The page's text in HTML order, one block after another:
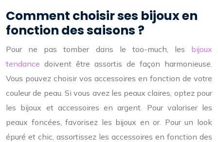
Comment choisir ses bijoux en
fonction des saisons ?
Pour ne pas tomber dans le too-much, les bijoux
tendance doivent être assortis de façon harmonieuse.
Vous pouvez choisir vos accessoires en fonction de votre
couleur de peau. Si vous avez les peaux claires, optez pour
les bijoux et accessoires en argent. Pour valoriser les
peaux foncées, favorisez les bijoux en or. Pour un look
épuré et chic, assortissez les accessoires en fonction des